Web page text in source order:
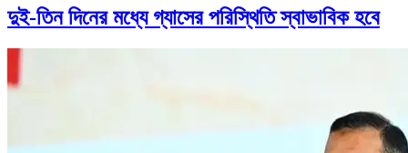
দুই-তিন দিনের মধ্যে গ্যাসের পরিস্থিতি স্বাভাবিক হবে